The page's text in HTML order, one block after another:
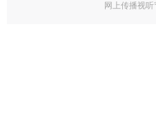
网上传播视听